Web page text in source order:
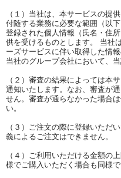
（１）当社は、本サービスの提
付随する業務に必要な範囲（以
登録された個人情報（氏名・住
供を受けるものとします。 当社
ーズサービスに伴い取得した情
当社のグループ会社において、
（２）審査の結果によっては本
通知いたします。なお、審査が
せん。審査が通らなかった場合
い。
（３）ご注文の際に登録いただ
義によるご注文はできません。
（４）ご利用いただける金額の
様でご購入いただく場合も同様で